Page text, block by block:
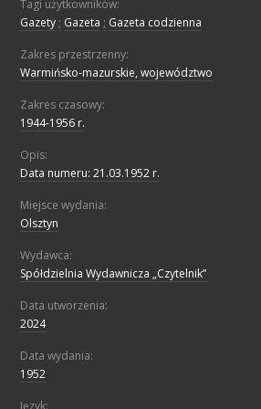
Tagi użytkowników:
Gazety ; Gazeta ; Gazeta codzienna
Zakres przestrzenny:
Warmińsko-mazurskie, województwo
Zakres czasowy:
1944-1956 r.
Opis:
Data numeru: 21.03.1952 r.
Miejsce wydania:
Olsztyn
Wydawca:
Spółdzielnia Wydawnicza „Czytelnik”
Data utworzenia:
2024
Data wydania:
1952